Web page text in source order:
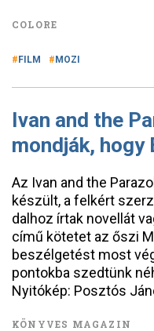
COLORE
FILM MOZI
Ivan and the
mondják, hogy
Az Ivan and the
készült, a felkért
dalhoz írtak novellát
című kötetet az őszi
beszélgetést most
pontokba szedtünk
Nyitókép: Posztós
KÖNYVES MAGAZIN